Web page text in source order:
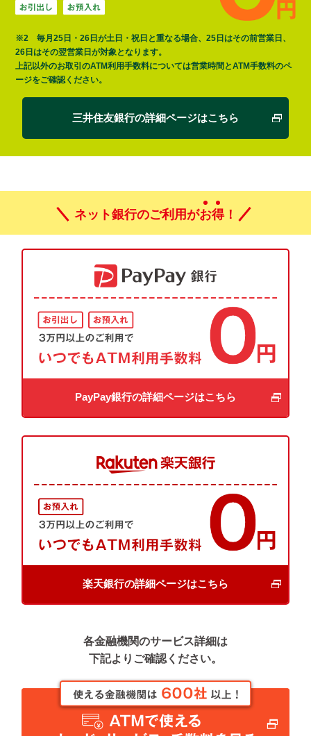
※2 毎月25日・26日が土日・祝日と重なる場合、25日はその前営業日、
26日はその翌営業日が対象となります。
上記以外のお取引のATM利用手数料については営業時間とATM手数料のペ
ージをご確認ください。
三井住友銀行の詳細ページはこちら
ネット銀行のご利用がお得！
PayPay銀行の詳細ページはこちら
楽天銀行の詳細ページはこちら
各金融機関のサービス詳細は
下記よりご確認ください。